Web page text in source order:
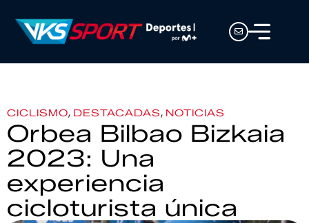
CICLISMO, DESTACADAS, NOTICIAS
Orbea Bilbao Bizkaia
2023: Una
experiencia
cicloturista única